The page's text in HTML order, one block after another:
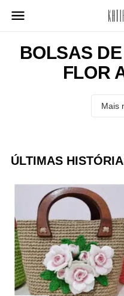
para
conteúdoBOLSAS
FLOR
ÚLTIMAS